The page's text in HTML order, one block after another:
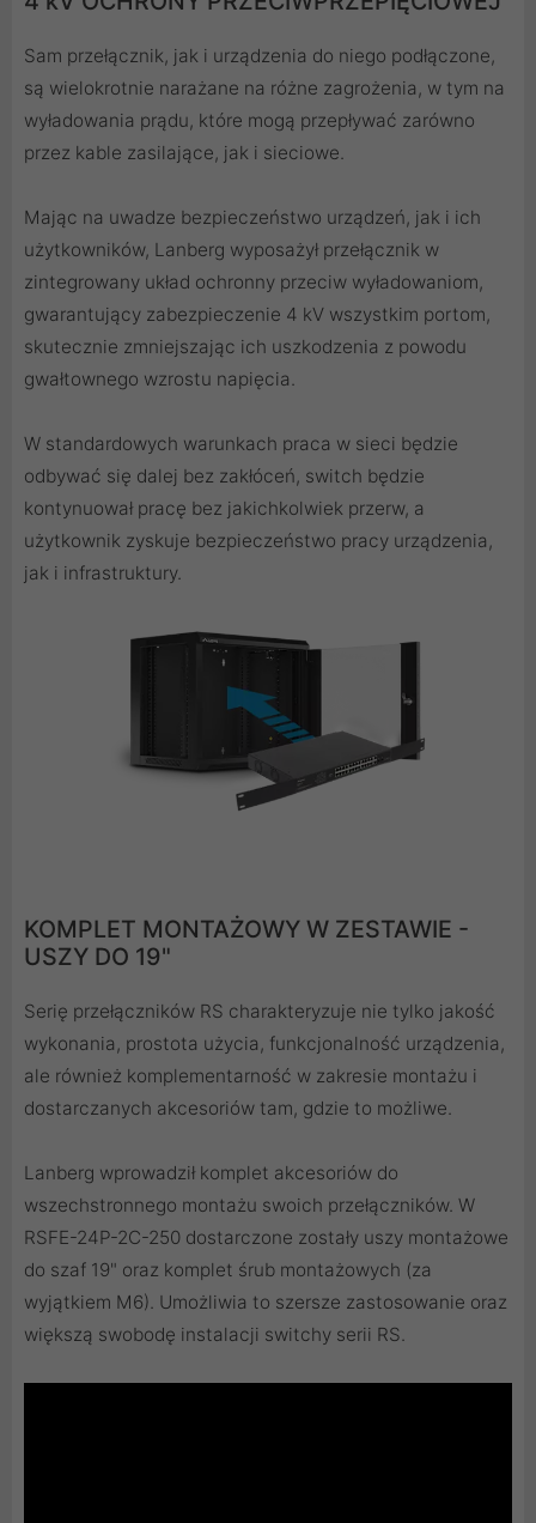
Sam przełącznik, jak i urządzenia do niego podłączone,
są wielokrotnie narażane na różne zagrożenia, w tym na
wyładowania prądu, które mogą przepływać zarówno
przez kable zasilające, jak i sieciowe.
Mając na uwadze bezpieczeństwo urządzeń, jak i ich
użytkowników, Lanberg wyposażył przełącznik w
zintegrowany układ ochronny przeciw wyładowaniom,
gwarantujący zabezpieczenie 4 kV wszystkim portom,
skutecznie zmniejszając ich uszkodzenia z powodu
gwałtownego wzrostu napięcia.
W standardowych warunkach praca w sieci będzie
odbywać się dalej bez zakłóceń, switch będzie
kontynuował pracę bez jakichkolwiek przerw, a
użytkownik zyskuje bezpieczeństwo pracy urządzenia,
jak i infrastruktury.
KOMPLET MONTAŻOWY W ZESTAWIE -
USZY DO 19"
Serię przełączników RS charakteryzuje nie tylko jakość
wykonania, prostota użycia, funkcjonalność urządzenia,
ale również komplementarność w zakresie montażu i
dostarczanych akcesoriów tam, gdzie to możliwe.
Lanberg wprowadził komplet akcesoriów do
wszechstronnego montażu swoich przełączników. W
RSFE-24P-2C-250 dostarczone zostały uszy montażowe
do szaf 19" oraz komplet śrub montażowych (za
wyjątkiem M6). Umożliwia to szersze zastosowanie oraz
większą swobodę instalacji switchy serii RS.